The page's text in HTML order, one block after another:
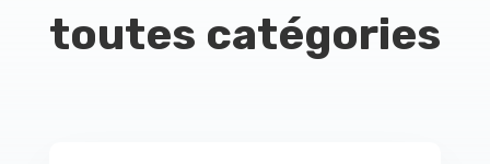
toutes catégories